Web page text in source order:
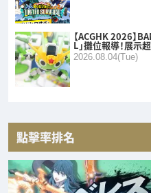
【ACGHK 2026】
L」攤位報導！展示
2026.08.04(Tue)
點擊率排名